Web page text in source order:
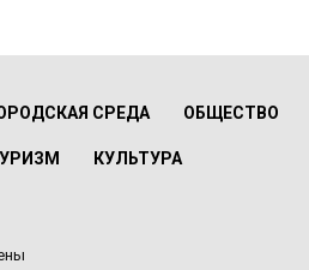
СРЕДА ОБЩЕСТВО
КУЛЬТУРА